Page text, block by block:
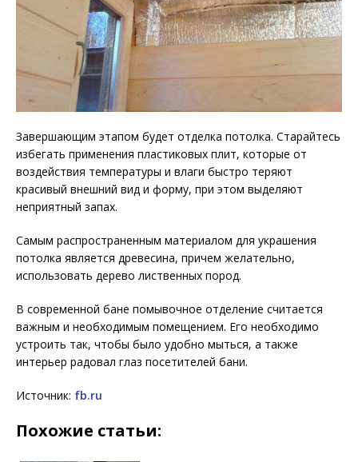
Завершающим этапом будет отделка потолка. Старайтесь
избегать применения пластиковых плит, которые от
воздействия температуры и влаги быстро теряют
красивый внешний вид и форму, при этом выделяют
неприятный запах.
Самым распространенным материалом для украшения
потолка является древесина, причем желательно,
использовать дерево лиственных пород.
В современной бане помывочное отделение считается
важным и необходимым помещением. Его необходимо
устроить так, чтобы было удобно мыться, а также
интерьер радовал глаз посетителей бани.
Источник: fb.ru
Похожие статьи: